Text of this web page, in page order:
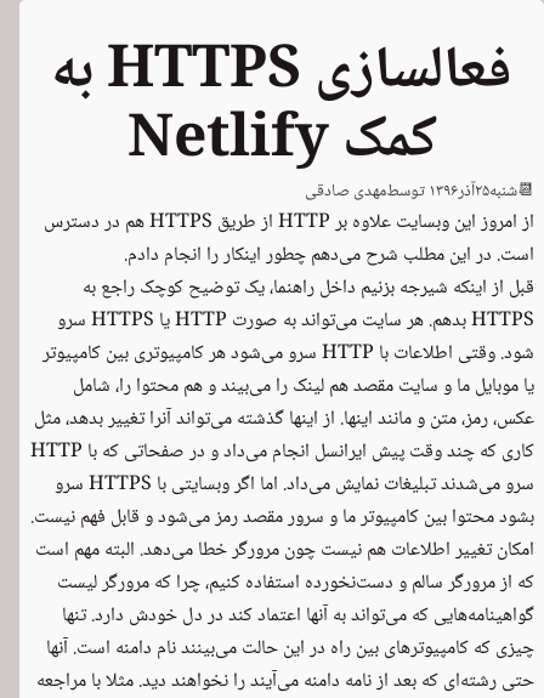
فعالسازی HTTPS به
کمک Netlify 📆شنبه۲۵آذر۱۳۹۶ توسطمهدی صادقی
از امروز این وبسایت علاوه بر HTTP از طریق HTTPSهم در دسترس
است. در این مطلب شرح می‌دهم چطور اینکار را انجام دادم.
قبل از اینکه شیرجه بزنیم داخل راهنما، یک توضیح کوچک راجع به
HTTPS بدهم. هر سایت می‌تواند به صورت HTTP یا HTTPS سرو
شود. وقتی اطلاعات با HTTP سرو می‌شود هر کامپیوتری بین کامپیوتر
یا موبایل ما و سایت مقصد هم لینک را می‌بیند و هم محتوا را، شامل
عکس، رمز، متن و مانند اینها. از اینها گذشته می‌تواند آنرا تغییر بدهد، مثل
کاری که چند وقت پیش ایرانسل انجام می‌داد و در صفحاتی که با HTTP
سرو می‌شدند تبلیغات نمایش می‌داد. اما اگر وبسایتی با HTTPS سرو
بشود محتوا بین کامپیوتر ما و سرور مقصد رمز می‌شود و قابل فهم نیست.
امکان تغییر اطلاعات هم نیست چون مرورگر خطا می‌دهد. البته مهم است
که از مرورگر سالم و دست‌نخورده استفاده کنیم، چرا که مرورگر لیست
گواهینامه‌هایی که می‌تواند به آنها اعتماد کند در دل خودش دارد. تنها
چیزی که کامپیوترهای بین راه در این حالت می‌بینند نام دامنه است. آنها
حتی رشته‌ای که بعد از نامه دامنه می‌آیند را نخواهند دید. مثلا با مراجعه